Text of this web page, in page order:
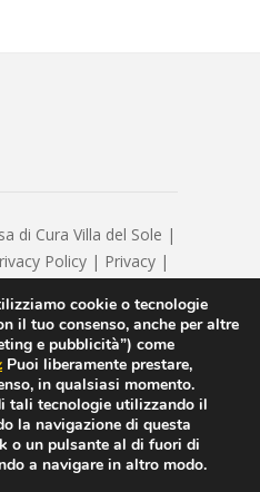
di Cura Villa del Sole |
Policy| Privacy|
Casa Di Cura Villa Del
- Numero REA IS
00550600654 -
- Sottoposto alla
di ICM Istituto
SpA
cookie o tecnologie
il tuo consenso, anche per altre
e pubblicità”) come
. Puoi liberamente prestare,
in qualsiasi momento.
tali tecnologie utilizzando il
la navigazione di questa
o un pulsante al di fuori di
a navigare in altro modo.